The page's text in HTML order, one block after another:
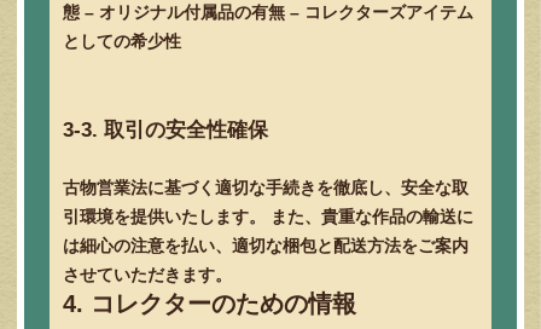
態 – オリジナル付属品の有無 – コレクターズアイテム
としての希少性
3-3. 取引の安全性確保
古物営業法に基づく適切な手続きを徹底し、安全な取
引環境を提供いたします。 また、貴重な作品の輸送に
は細心の注意を払い、適切な梱包と配送方法をご案内
させていただきます。
4. コレクターのための情報